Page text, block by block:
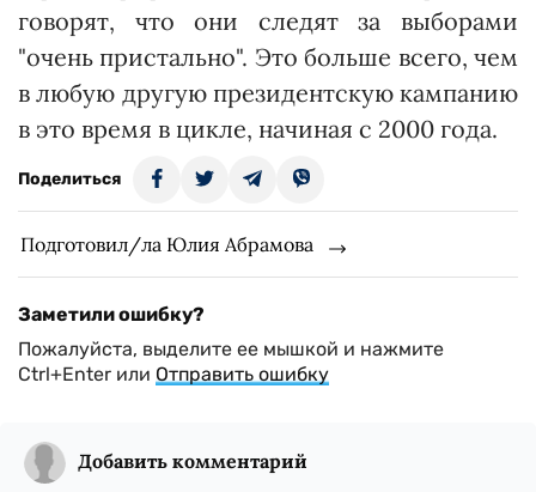
говорят, что они следят за выборами
"очень пристально". Это больше всего, чем
в любую другую президентскую кампанию
в это время в цикле, начиная с 2000 года.
Поделиться
Подготовил/ла Юлия Абрамова
Заметили ошибку?
Пожалуйста, выделите ее мышкой и нажмите
Ctrl+Enter или Отправить ошибку
Добавить комментарий